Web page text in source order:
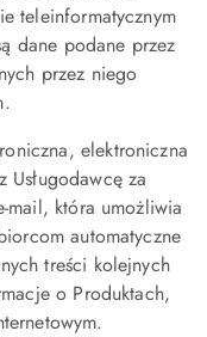
teleinformatycznym
dane podane przez
przez niego
elektroniczna
Usługodawcę za
mail, która umożliwia
automatyczne
treści kolejnych
o Produktach,